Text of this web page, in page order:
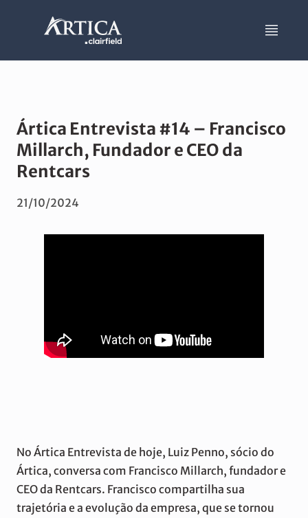
Ártica Entrevista #14 – Francisco
Millarch, Fundador e CEO da
Rentcars
21/10/2024
No Ártica Entrevista de hoje, Luiz Penno, sócio do
Ártica, conversa com Francisco Millarch, fundador e
CEO da Rentcars. Francisco compartilha sua
trajetória e a evolução da empresa, que se tornou